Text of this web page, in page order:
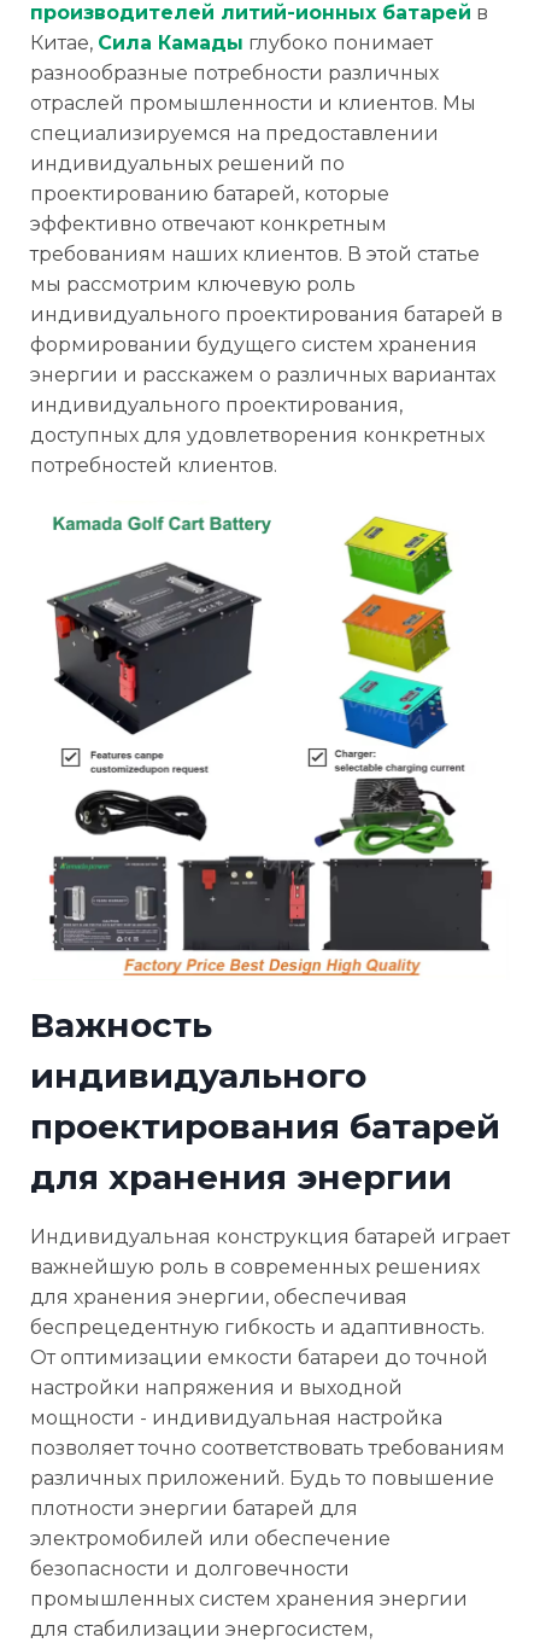
производителей литий-ионных батарей в
Китае, Сила Камады глубоко понимает
разнообразные потребности различных
отраслей промышленности и клиентов. Мы
специализируемся на предоставлении
индивидуальных решений по
проектированию батарей, которые
эффективно отвечают конкретным
требованиям наших клиентов. В этой статье
мы рассмотрим ключевую роль
индивидуального проектирования батарей в
формировании будущего систем хранения
энергии и расскажем о различных вариантах
индивидуального проектирования,
доступных для удовлетворения конкретных
потребностей клиентов.
Важность
индивидуального
проектирования батарей
для хранения энергии
Индивидуальная конструкция батарей играет
важнейшую роль в современных решениях
для хранения энергии, обеспечивая
беспрецедентную гибкость и адаптивность.
От оптимизации емкости батареи до точной
настройки напряжения и выходной
мощности - индивидуальная настройка
позволяет точно соответствовать требованиям
различных приложений. Будь то повышение
плотности энергии батарей для
электромобилей или обеспечение
безопасности и долговечности
промышленных систем хранения энергии
для стабилизации энергосистем,